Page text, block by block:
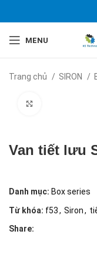
MENU
Trang chủ SIRON
Van tiết lưu
Danh mục: Box series
Từ khóa: f53, Siron,
Share: